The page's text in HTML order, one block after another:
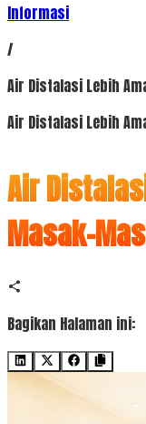
Informasi
/
Air Distalasi Lebih
Air Distalasi Lebih
Air
Masak-
Bagikan Halaman ini: